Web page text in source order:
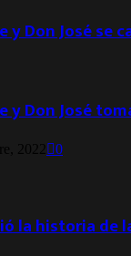
y Don José
y Don José
2022 0
la historia de